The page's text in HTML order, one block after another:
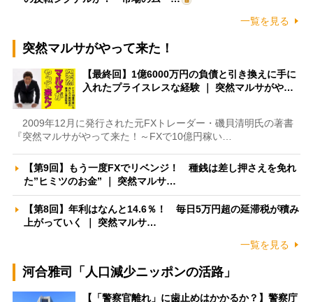
一覧を見る
突然マルサがやって来た！
【最終回】1億6000万円の負債と引き換えに手に
入れたプライスレスな経験 ｜ 突然マルサがや…
2009年12月に発行された元FXトレーダー・磯貝清明氏の著書
『突然マルサがやって来た！～FXで10億円稼い…
【第9回】もう一度FXでリベンジ！ 種銭は差し押さえを免れ
た”ヒミツのお金” ｜ 突然マルサ…
【第8回】年利はなんと14.6％！ 毎日5万円超の延滞税が積み
上がっていく ｜ 突然マルサ…
一覧を見る
河合雅司「人口減少ニッポンの活路」
【「警察官離れ」に歯止めはかかるか？】警察庁